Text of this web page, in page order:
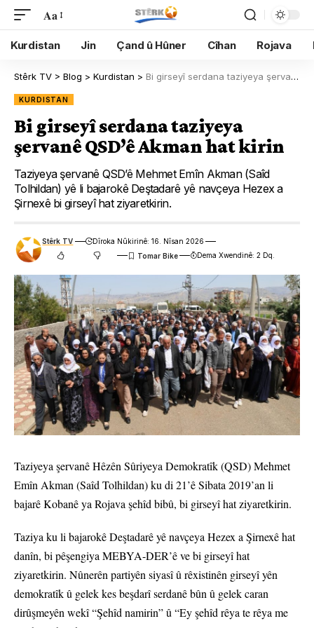
Aa
Kurdistan Jin Çand û Hûner Cîhan Rojava
Stêrk TV > Blog > Kurdistan > Bi girseyî serdana taziyeya şervanê QSD’ê Akman hat kirin
KURDISTAN
Bi girseyî serdana taziyeya
şervanê QSD’ê Akman hat kirin
Taziyeya şervanê QSD’ê Mehmet Emîn Akman (Saîd
Tolhildan) yê li bajarokê Deştadarê yê navçeya Hezex a
Şirnexê bi girseyî hat ziyaretkirin.
Stêrk TV
Dîroka Nûkirinê: 16. Nîsan 2026
Dema Xwendinê: 2 Dq.
Taziyeya şervanê Hêzên Sûriyeya Demokratîk (QSD) Mehmet
Emîn Akman (Saîd Tolhildan) ku di 21’ê Sibata 2019’an li
bajarê Kobanê ya Rojava şehîd bibû, bi girseyî hat ziyaretkirin.
Taziya ku li bajarokê Deştadarê yê navçeya Hezex a Şirnexê hat
danîn, bi pêşengiya MEBYA-DER’ê ve bi girseyî hat
ziyaretkirin. Nûnerên partiyên siyasî û rêxistinên girseyî yên
demokratîk û gelek kes beşdarî serdanê bûn û gelek caran
dirûşmeyên wekî “Şehîd namirin” û “Ey şehîd rêya te rêya me